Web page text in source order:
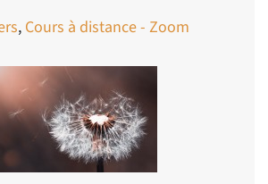
, Cours à distance - Zoom